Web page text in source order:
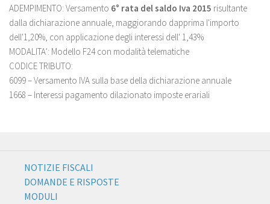
ADEMPIMENTO: Versamento 6° rata del saldo Iva 2015 risultante
dalla dichiarazione annuale, maggiorando dapprima l'importo
dell'1,20%, con applicazione degli interessi dell' 1,43%
MODALITA’: Modello F24 con modalità telematiche
CODICE TRIBUTO:
6099 – Versamento IVA sulla base della dichiarazione annuale
1668 – Interessi pagamento dilazionato imposte erariali
NOTIZIE FISCALI
DOMANDE E RISPOSTE
MODULI